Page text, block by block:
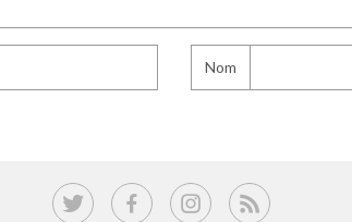
Nom